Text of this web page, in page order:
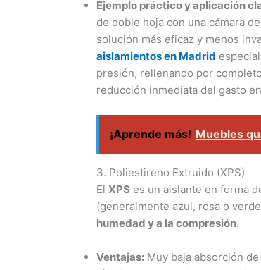
Ejemplo práctico y aplicación
de doble hoja con una cámara
solución más eficaz y menos
aislamientos en Madrid
presión, rellenando por
reducción inmediata del gasto
¡Aprende más! Muebles
3. Poliestireno Extruido (XPS)
El XPS es un aislante en forma
(generalmente azul, rosa o
humedad y a la compresión.
Ventajas: Muy baja absorción